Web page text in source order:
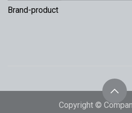
Brand-product
Copyright ©